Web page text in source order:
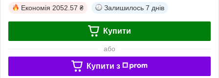
Економія 2052.57 ₴ Залишилось 7 днів
Купити
або
Купити з